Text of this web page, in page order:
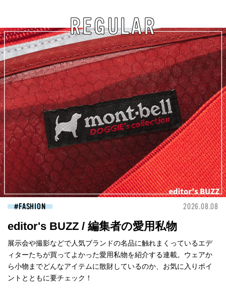
REGULAR
FASHION 2026.08.08
editor's BUZZ / 編集者の愛用私物
展示会や撮影などで人気ブランドの名品に触れまくっているエデ
ィターたちが買ってよかった愛用私物を紹介する連載。ウェアか
ら小物までどんなアイテムに散財しているのか、お気に入りポイ
ントとともに要チェック！